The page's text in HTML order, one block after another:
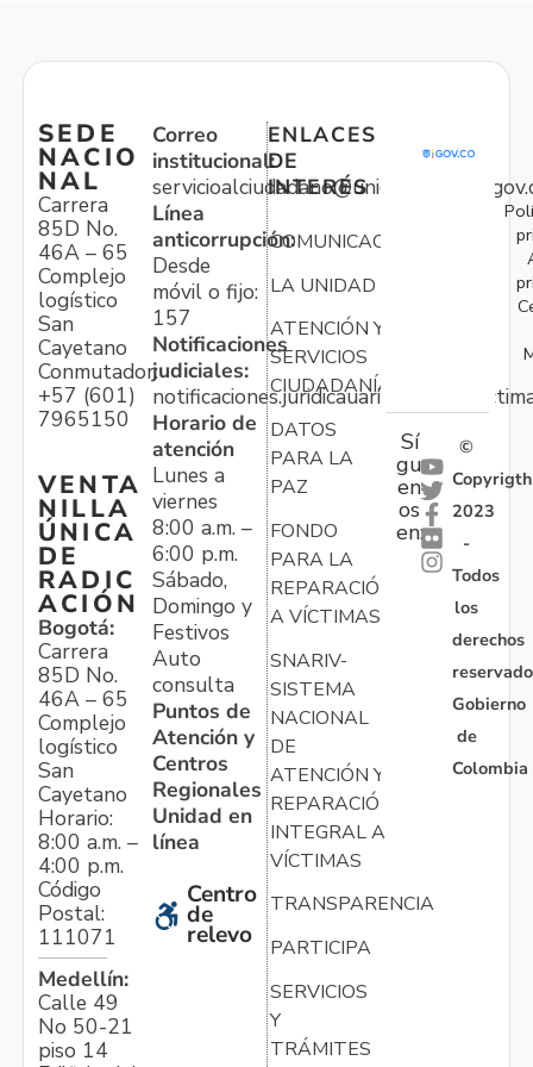
SEDE
NACIO
NAL
Carrera
85D No.
46A – 65
Complejo
logístico
San
Cayetano
Conmutador:
+57 (601)
7965150
VENTA
NILLA
ÚNICA
DE
RADIC
ACIÓN
Bogotá:
Carrera
85D No.
46A – 65
Complejo
logístico
San
Cayetano
Horario:
8:00 a.m. –
4:00 p.m.
Código
Postal:
111071
Medellín:
Calle 49
No 50-21
piso 14
Correo
institucional:
Línea
anticorrupción:
Desde
móvil o fijo:
157
Notificaciones
judiciales:
Horario de
atención
Lunes a
viernes
8:00 a.m. –
6:00 p.m.
Sábado,
Domingo y
Festivos
Auto
consulta
Puntos de
Atención y
Centros
Regionales
Unidad en
línea
Centro
de
relevo
ENLACES
DE
INTERÉS
COMUNICACIONES
LA UNIDAD
ATENCIÓN Y
SERVICIOS
CIUDADANÍA
DATOS
PARA LA
PAZ
FONDO
PARA LA
REPARACIÓN
A VÍCTIMAS
SNARIV-
SISTEMA
NACIONAL
DE
ATENCIÓN Y
REPARACIÓN
INTEGRAL A
VÍCTIMAS
TRANSPARENCIA
PARTICIPA
SERVICIOS
Y
TRÁMITES
Sí
gu
en
os
en:
©
Copyrigth
2023
-
Todos
los
derechos
Gobierno
de
Colombia